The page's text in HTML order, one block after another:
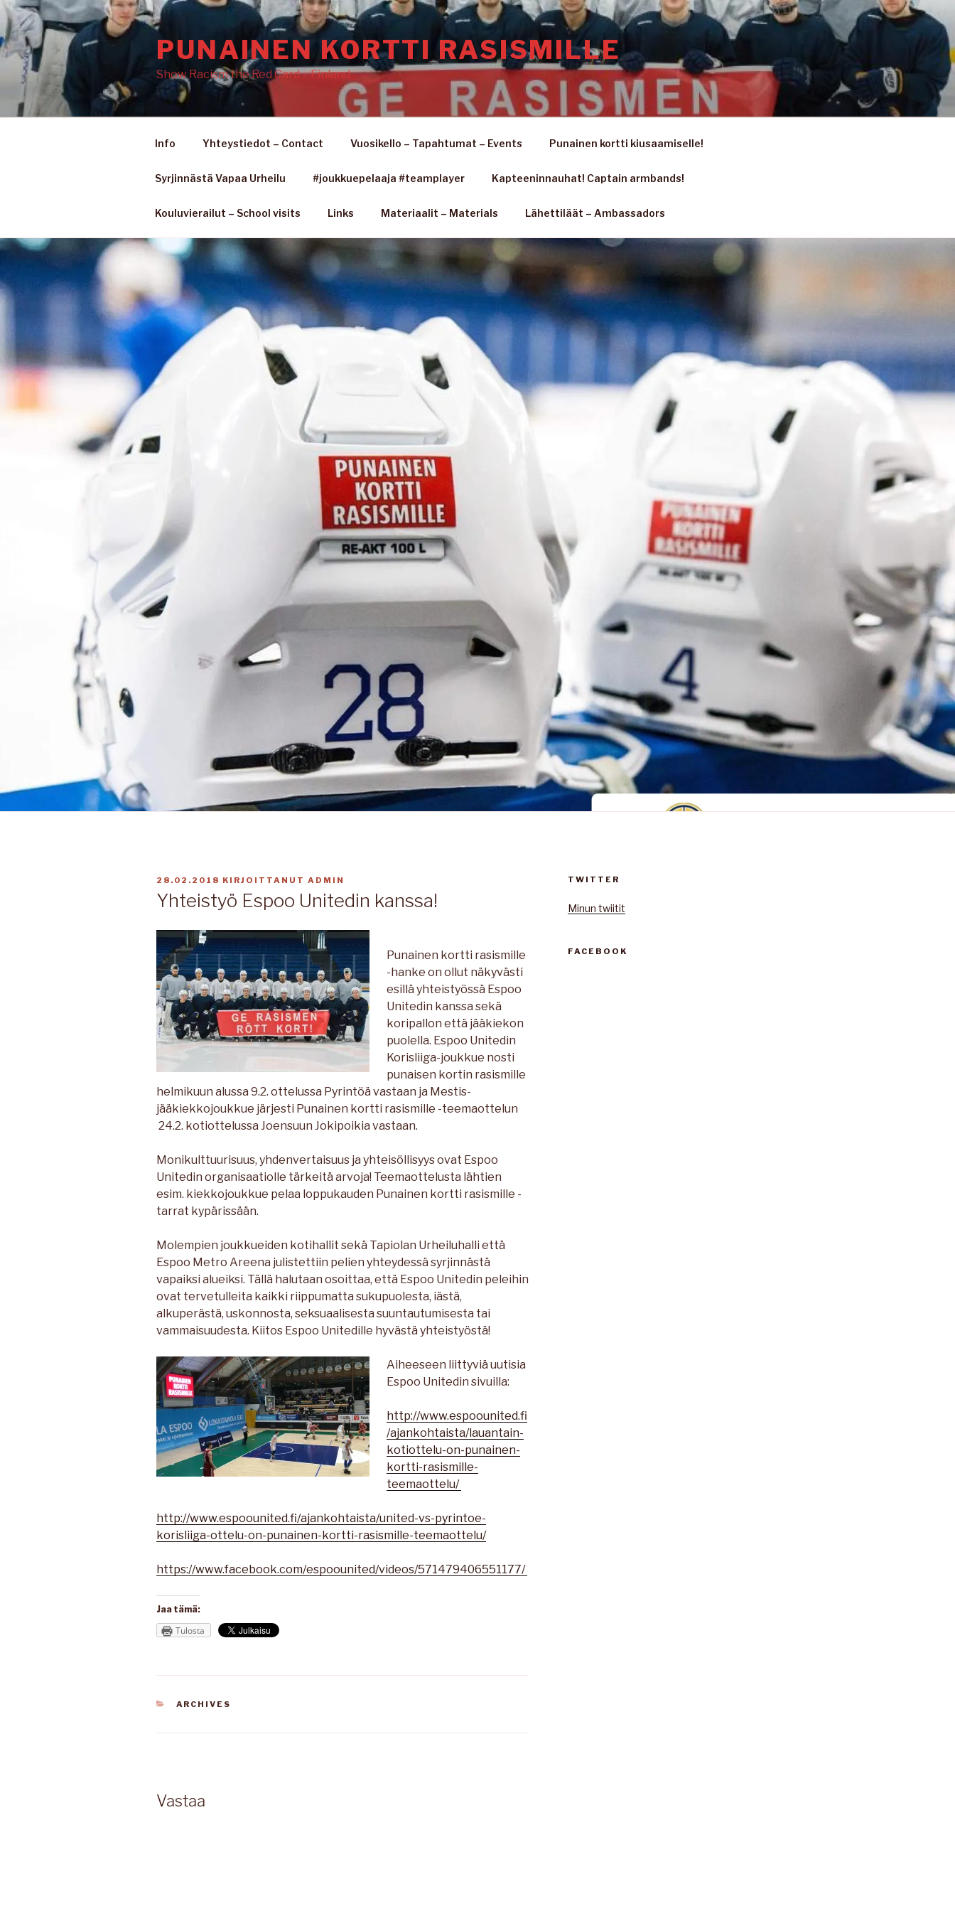
Siirry
sisältöön
PUNAINEN KORTTI RASISMILLE
Show Racism the Red Card – Finland
Info Yhteystiedot – Contact Vuosikello – Tapahtumat – Events Punainen kortti kiusaamiselle!
Syrjinnästä Vapaa Urheilu #joukkuepelaaja #teamplayer Kapteeninnauhat! Captain armbands!
Kouluvierailut – School visits Links Materiaalit – Materials Lähettiläät – Ambassadors
JULKAISTU
28.02.2018 KIRJOITTANUT ADMIN
Yhteistyö Espoo Unitedin kanssa!
Punainen kortti rasismille
-hanke on ollut näkyvästi
esillä yhteistyössä Espoo
Unitedin kanssa sekä
koripallon että jääkiekon
puolella. Espoo Unitedin
Korisliiga-joukkue nosti
punaisen kortin rasismille
helmikuun alussa 9.2. ottelussa Pyrintöä vastaan ja Mestis-
jääkiekkojoukkue järjesti Punainen kortti rasismille -teemaottelun
24.2. kotiottelussa Joensuun Jokipoikia vastaan.
Monikulttuurisuus, yhdenvertaisuus ja yhteisöllisyys ovat Espoo
Unitedin organisaatiolle tärkeitä arvoja! Teemaottelusta lähtien
esim. kiekkojoukkue pelaa loppukauden Punainen kortti rasismille -
tarrat kypärissään.
Molempien joukkueiden kotihallit sekä Tapiolan Urheiluhalli että
Espoo Metro Areena julistettiin pelien yhteydessä syrjinnästä
vapaiksi alueiksi. Tällä halutaan osoittaa, että Espoo Unitedin peleihin
ovat tervetulleita kaikki riippumatta sukupuolesta, iästä,
alkuperästä, uskonnosta, seksuaalisesta suuntautumisesta tai
vammaisuudesta. Kiitos Espoo Unitedille hyvästä yhteistyöstä!
Aiheeseen liittyviä uutisia
Espoo Unitedin sivuilla:
http://www.espoounited.fi
/ajankohtaista/lauantain-
kotiottelu-on-punainen-
kortti-rasismille-
teemaottelu/
http://www.espoounited.fi/ajankohtaista/united-vs-pyrintoe-
korisliiga-ottelu-on-punainen-kortti-rasismille-teemaottelu/
https://www.facebook.com/espoounited/videos/571479406551177/
Jaa tämä:
Tulosta
KATEGORIAT
ARCHIVES
Vastaa
TWITTER
Minun twiitit
FACEBOOK